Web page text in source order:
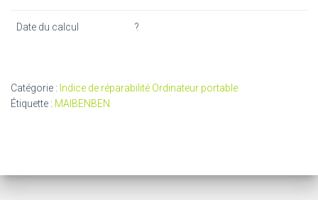
Date du calcul ?
Catégorie : Indice de réparabilité Ordinateur portable
Étiquette : MAIBENBEN